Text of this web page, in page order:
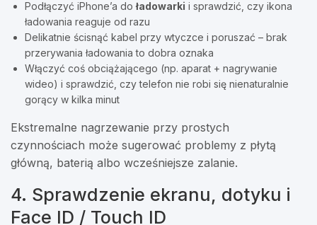
Podłączyć iPhone’a do ładowarki i sprawdzić, czy ikona
ładowania reaguje od razu
Delikatnie ścisnąć kabel przy wtyczce i poruszać – brak
przerywania ładowania to dobra oznaka
Włączyć coś obciążającego (np. aparat + nagrywanie
wideo) i sprawdzić, czy telefon nie robi się nienaturalnie
gorący w kilka minut
Ekstremalne nagrzewanie przy prostych
czynnościach może sugerować problemy z płytą
główną, baterią albo wcześniejsze zalanie.
4. Sprawdzenie ekranu, dotyku i
Face ID / Touch ID